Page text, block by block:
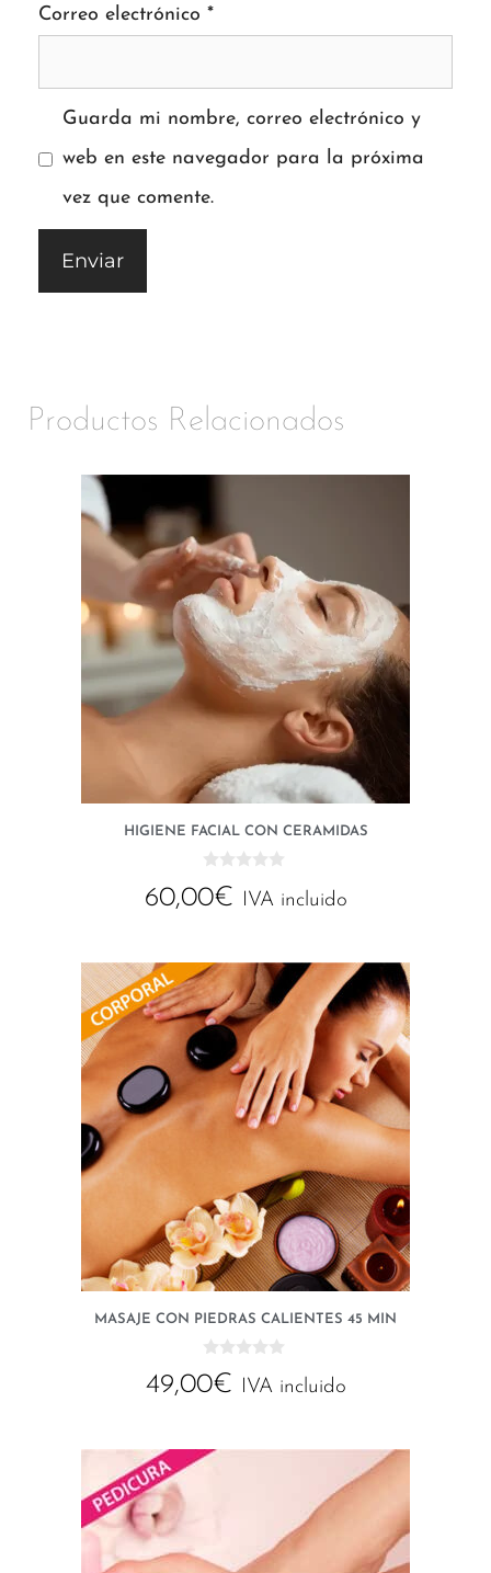
Correo electrónico *
Guarda mi nombre, correo electrónico y
web en este navegador para la próxima
vez que comente.
Productos Relacionados
HIGIENE FACIAL CON CERAMIDAS
d
60,00€ IVA incluido
MASAJE CON PIEDRAS CALIENTES 45 MIN
d
49,00€ IVA incluido